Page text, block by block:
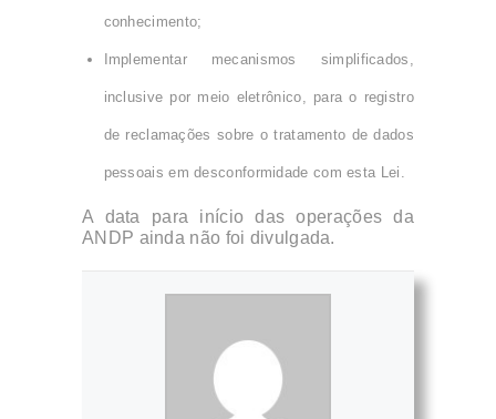
conhecimento;
Implementar mecanismos simplificados,
inclusive por meio eletrônico, para o registro
de reclamações sobre o tratamento de dados
pessoais em desconformidade com esta Lei.
A data para início das operações da
ANDP ainda não foi divulgada.